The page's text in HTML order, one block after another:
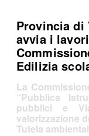
Provincia di
avvia i
Edilizia
La
“Pubblica
pubblici e
valorizzazione
Tutela